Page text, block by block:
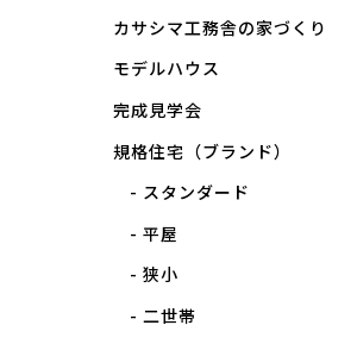
カサシマ工務舎の家づくり
モデルハウス
完成見学会
規格住宅（ブランド）
スタンダード
平屋
狭小
二世帯